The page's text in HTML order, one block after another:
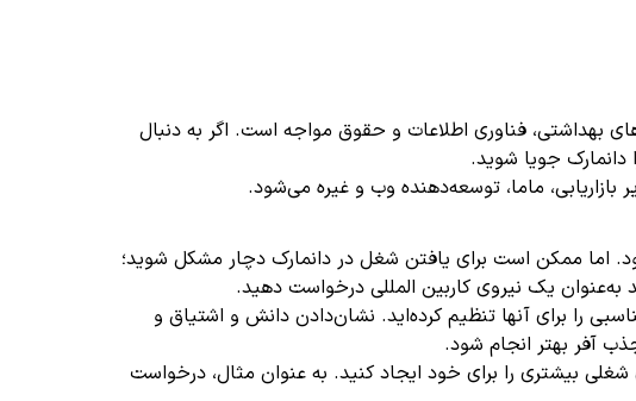
بهداشتی، فناوری اطلاعات و حقوق مواجه است. اگر به دنبال
ماما، توسعه‌دهنده وب و غیره می‌شود.
اما ممکن است برای یافتن شغل در دانمارک دچار مشکل شوید؛
به‌عنوان یک نیروی کاربین المللی درخواست دهید.
را برای آنها تنظیم کرده‌اید. نشان‌دادن دانش و اشتیاق و
آفر بهتر انجام شود.
بیشتری را برای خود ایجاد کنید. به عنوان مثال، درخواست